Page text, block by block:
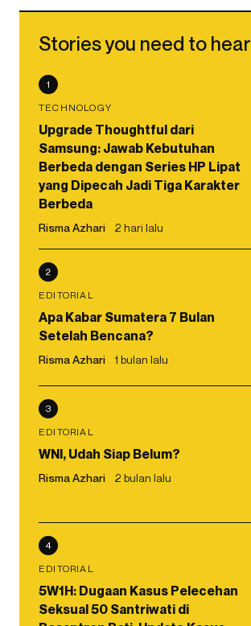
Stories you need to hear
1
TECHNOLOGY
Upgrade Thoughtful dari
Samsung: Jawab Kebutuhan
Berbeda dengan Series HP Lipat
yang Dipecah Jadi Tiga Karakter
Berbeda
Risma Azhari 2 hari lalu
2
EDITORIAL
Apa Kabar Sumatera 7 Bulan
Setelah Bencana?
Risma Azhari 1 bulan lalu
3
EDITORIAL
WNI, Udah Siap Belum?
Risma Azhari 2 bulan lalu
4
EDITORIAL
5W1H: Dugaan Kasus Pelecehan
Seksual 50 Santriwati di